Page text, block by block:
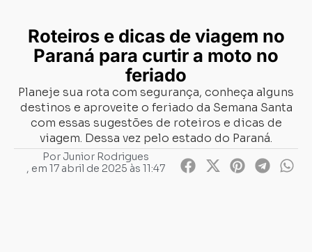
Roteiros e dicas de viagem no
Paraná para curtir a moto no
feriado
Planeje sua rota com segurança, conheça alguns
destinos e aproveite o feriado da Semana Santa
com essas sugestões de roteiros e dicas de
viagem. Dessa vez pelo estado do Paraná.
PorJunior Rodrigues
, em 17 abril de 2025 às 11:47